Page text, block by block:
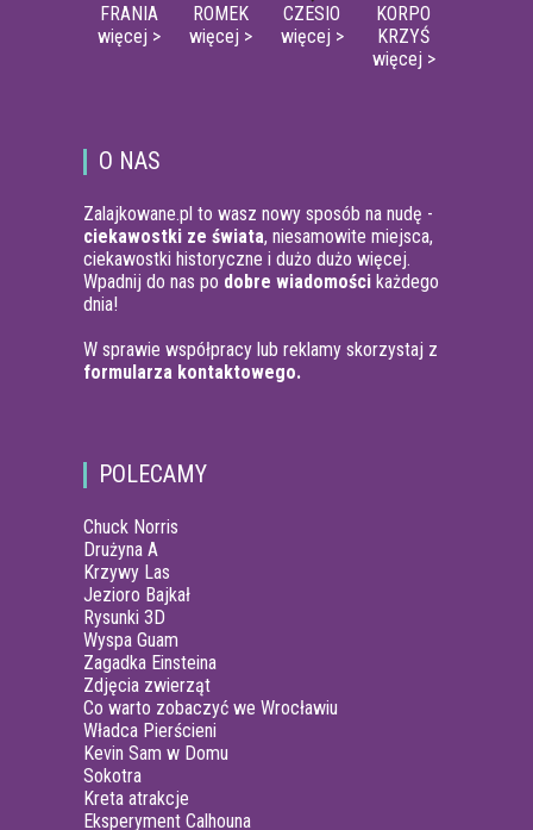
FRANIA
więcej >
ROMEK
więcej >
CZESIO
więcej >
KORPO
KRZYŚ
więcej >
O NAS
Zalajkowane.pl to wasz nowy sposób na nudę -
ciekawostki ze świata, niesamowite miejsca,
ciekawostki historyczne i dużo dużo więcej.
Wpadnij do nas po dobre wiadomości każdego
dnia!
W sprawie współpracy lub reklamy skorzystaj z
formularza kontaktowego.
POLECAMY
Chuck Norris
Drużyna A
Krzywy Las
Jezioro Bajkał
Rysunki 3D
Wyspa Guam
Zagadka Einsteina
Zdjęcia zwierząt
Co warto zobaczyć we Wrocławiu
Władca Pierścieni
Kevin Sam w Domu
Sokotra
Kreta atrakcje
Eksperyment Calhouna